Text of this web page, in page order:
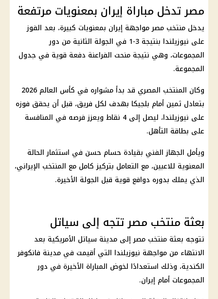
مصر تدخل مباراة إيران بمعنويات مرتفعة
يدخل منتخب مصرمواجهة إيران بمعنويات كبيرة، بعد الفوز
على نيوزيلندا
بنتيجة 3-1 في الجولة الثانية من دور
المجموعات، وهي نتيجة منحت الفراعنة دفعة قوية في جدول
المجموعة.
وكان المنتخب المصري قد بدأ مشواره في كأس العالم 2026
بتعادل ثمين أمام بلجيكا بهدف لكل فريق، قبل أن يحقق فوزه
على نيوزيلندا
، ليصل إلى 4 نقاط ويعزز فرصه في المنافسة
على بطاقة التأهل.
ويأمل الجهاز الفني بقيادة حسام حسن في استثمارالحالة
المعنوية للاعبين، مع التعامل بتركيز كامل مع المنتخب الإيراني،
الذي يملك بدوره دوافع قوية قبل الجولة الأخيرة.
بعثة منتخب مصر تتجه إلى سياتل
تتوجه بعثة منتخب مصرإلى مدينة سياتل الأمريكية بعد
الانتهاء من مواجهة نيوزيلندا التي أقيمت في مدينة فانكوفر
الكندية، وذلك استعدادًا لخوض المباراة الأخيرة في دور
المجموعات أمام إيران.